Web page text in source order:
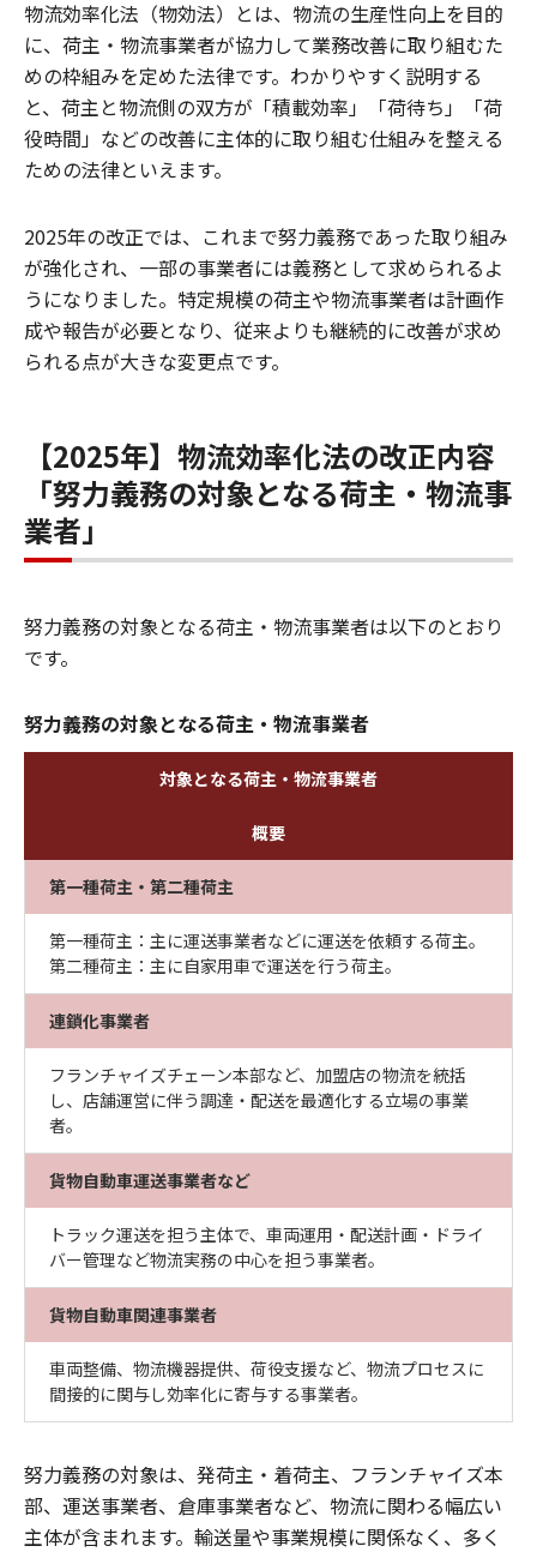
物流効率化法（物効法）とは、物流の生産性向上を目的
に、荷主・物流事業者が協力して業務改善に取り組むた
めの枠組みを定めた法律です。わかりやすく説明する
と、荷主と物流側の双方が「積載効率」「荷待ち」「荷
役時間」などの改善に主体的に取り組む仕組みを整える
ための法律といえます。
2025年の改正では、これまで努力義務であった取り組み
が強化され、一部の事業者には義務として求められるよ
うになりました。特定規模の荷主や物流事業者は計画作
成や報告が必要となり、従来よりも継続的に改善が求め
られる点が大きな変更点です。
【2025年】物流効率化法の改正内容
「努力義務の対象となる荷主・物流事
業者」
努力義務の対象となる荷主・物流事業者は以下のとおり
です。
努力義務の対象となる荷主・物流事業者
対象となる荷主・物流事業者
概要
第一種荷主・第二種荷主
第一種荷主：主に運送事業者などに運送を依頼する荷主。
第二種荷主：主に自家用車で運送を行う荷主。
連鎖化事業者
フランチャイズチェーン本部など、加盟店の物流を統括
し、店舗運営に伴う調達・配送を最適化する立場の事業
者。
貨物自動車運送事業者など
トラック運送を担う主体で、車両運用・配送計画・ドライ
バー管理など物流実務の中心を担う事業者。
貨物自動車関連事業者
車両整備、物流機器提供、荷役支援など、物流プロセスに
間接的に関与し効率化に寄与する事業者。
努力義務の対象は、発荷主・着荷主、フランチャイズ本
部、運送事業者、倉庫事業者など、物流に関わる幅広い
主体が含まれます。輸送量や事業規模に関係なく、多く